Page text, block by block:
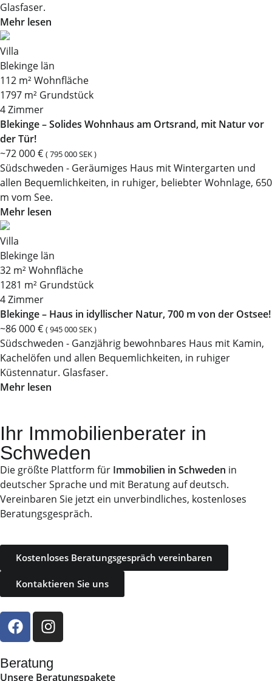
Glasfaser.
Mehr lesen
Villa
Blekinge län
112 m² Wohnfläche
1797 m² Grundstück
4 Zimmer
Blekinge – Solides Wohnhaus am Ortsrand, mit Natur vor
der Tür!
~72 000 € ( 795 000 SEK )
Südschweden - Geräumiges Haus mit Wintergarten und
allen Bequemlichkeiten, in ruhiger, beliebter Wohnlage, 650
m vom See.
Mehr lesen
Villa
Blekinge län
32 m² Wohnfläche
1281 m² Grundstück
4 Zimmer
Blekinge – Haus in idyllischer Natur, 700 m von der Ostsee!
~86 000 € ( 945 000 SEK )
Südschweden - Ganzjährig bewohnbares Haus mit Kamin,
Kachelöfen und allen Bequemlichkeiten, in ruhiger
Küstennatur. Glasfaser.
Mehr lesen
Ihr Immobilienberater in
Schweden
Die größte Plattform für Immobilien in Schweden in
deutscher Sprache und mit Beratung auf deutsch.
Vereinbaren Sie jetzt ein unverbindliches, kostenloses
Beratungsgespräch.
Kostenloses Beratungsgespräch vereinbaren
Kontaktieren Sie uns
Beratung
Unsere Beratungspakete